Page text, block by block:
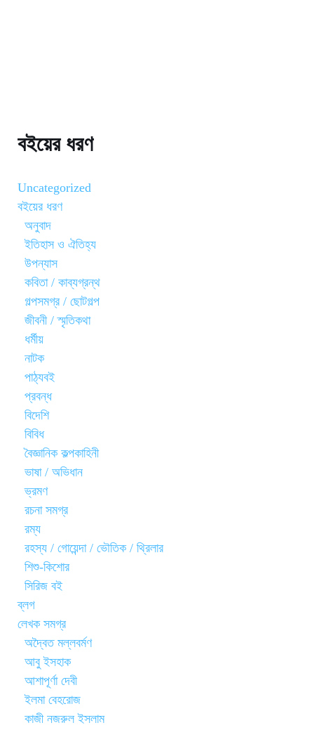
বইয়ের ধরণ
Uncategorized
বইয়ের ধরণ
অনুবাদ
ইতিহাস ও ঐতিহ্য
উপন্যাস
কবিতা / কাব্যগ্রন্থ
গল্পসমগ্র / ছোটগল্প
জীবনী / স্মৃতিকথা
ধর্মীয়
নাটক
পাঠ্যবই
প্রবন্ধ
বিদেশি
বিবিধ
বৈজ্ঞানিক কল্পকাহিনী
ভাষা / অভিধান
ভ্রমণ
রচনা সমগ্র
রম্য
রহস্য / গোয়েন্দা / ভৌতিক / থ্রিলার
শিশু-কিশোর
সিরিজ বই
ব্লগ
লেখক সমগ্র
অদ্বৈত মল্লবর্মণ
আবু ইসহাক
আশাপূর্ণা দেবী
ইলমা বেহরোজ
কাজী নজরুল ইসলাম